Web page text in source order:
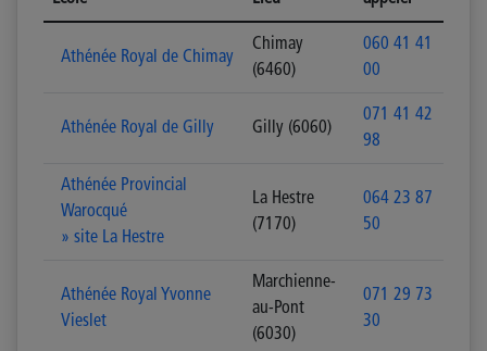
Athénée Royal de Chimay
Chimay
(6460)
060 41 41
00
Athénée Royal de Gilly Gilly (6060)
071 41 42
98
Athénée Provincial
Warocqué
» site La Hestre
La Hestre
(7170)
064 23 87
50
Athénée Royal Yvonne
Vieslet
Marchienne-
au-Pont
(6030)
071 29 73
30